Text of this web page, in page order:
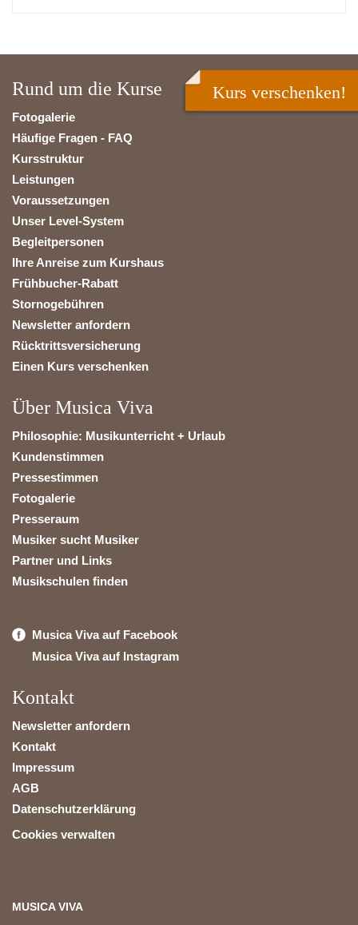
Rund um die Kurse
Fotogalerie
Häufige Fragen - FAQ
Kursstruktur
Leistungen
Voraussetzungen
Unser Level-System
Begleitpersonen
Ihre Anreise zum Kurshaus
Frühbucher-Rabatt
Stornogebühren
Newsletter anfordern
Rücktrittsversicherung
Einen Kurs verschenken
Über Musica Viva
Philosophie: Musikunterricht + Urlaub
Kundenstimmen
Pressestimmen
Fotogalerie
Presseraum
Musiker sucht Musiker
Partner und Links
Musikschulen finden
Musica Viva auf Facebook
Musica Viva auf Instagram
Kontakt
Newsletter anfordern
Kontakt
Impressum
AGB
Datenschutzerklärung
Cookies verwalten
MUSICA VIVA
Kurs verschenken!